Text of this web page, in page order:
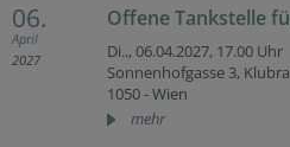
06.
April
2027
Offene Tankstelle
Di.., 06.04.2027, 17.00 Uhr
Sonnenhofgasse 3,
1050 - Wien
mehr